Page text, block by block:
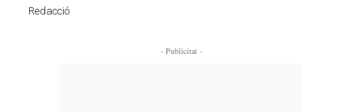
Redacció
- Publicitat -